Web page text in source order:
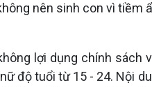
nên sinh con vì tiềm
lợi dụng chính
độ tuổi từ 15 - 24. Nội